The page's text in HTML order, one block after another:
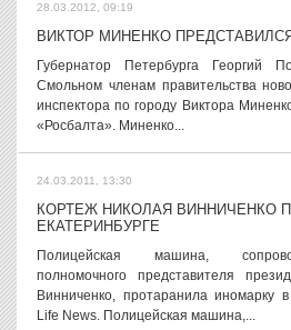
28.03.2012, 09:19
ВИКТОР МИНЕНКО
Губернатор Петербурга Георгий
Смольном членам правительства
инспектора по городу Виктора
«Росбалта». Миненко...
24.03.2011, 13:30
КОРТЕЖ НИКОЛАЯ ВИННИЧЕНКО
ЕКАТЕРИНБУРГЕ
Полицейская машина,
полномочного представителя
Винниченко, протаранила иномарку
Life News. Полицейская машина,...